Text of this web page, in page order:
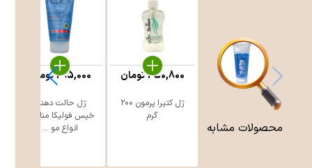
محصولات مشابه
ژل کتیرا پرمون ۲۰۰
گرم
450,800تومان
ژل حالت دهنده
خیس فولیکا مناسب
انواع مو ...
295,000تومان